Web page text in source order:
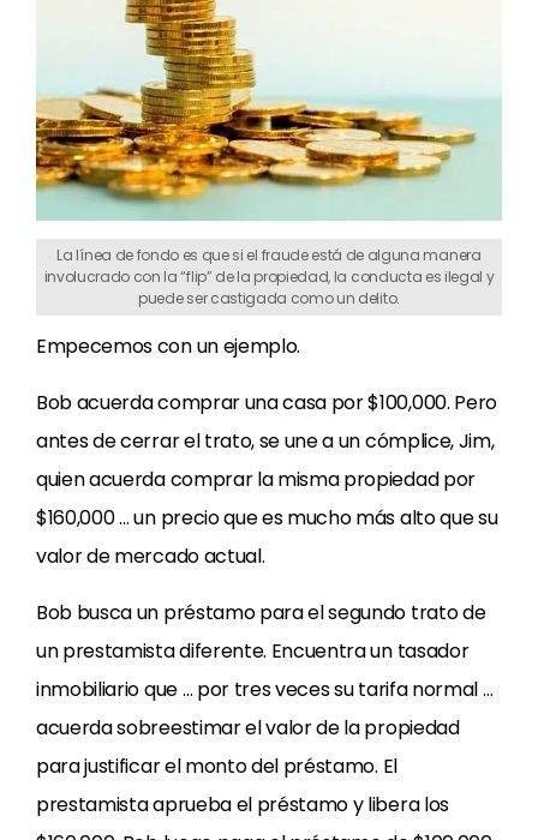
La línea de fondo es que si el fraude está de alguna manera
involucrado con la “flip” de la propiedad, la conducta es ilegal y
puede ser castigada como un delito.
Empecemos con un ejemplo.
Bob acuerda comprar una casa por $100,000. Pero
antes de cerrar el trato, se une a un cómplice, Jim,
quien acuerda comprar la misma propiedad por
$160,000 … un precio que es mucho más alto que su
valor de mercado actual.
Bob busca un préstamo para el segundo trato de
un prestamista diferente. Encuentra un tasador
inmobiliario que … por tres veces su tarifa normal …
acuerda sobreestimar el valor de la propiedad
para justificar el monto del préstamo. El
prestamista aprueba el préstamo y libera los